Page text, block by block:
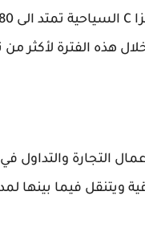
هذه الفترة لأكثر
التجارة والتداول
ويتنقل فيما